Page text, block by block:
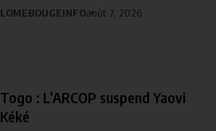
LOMEBOUGEINFOaoût 7, 2026
Togo : L’ARCOP suspend Yaovi
Kéké